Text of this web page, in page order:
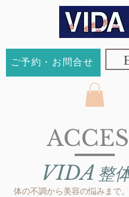
ご予約・お問合せ
VIDA 整
体の不調から美容の悩みまで